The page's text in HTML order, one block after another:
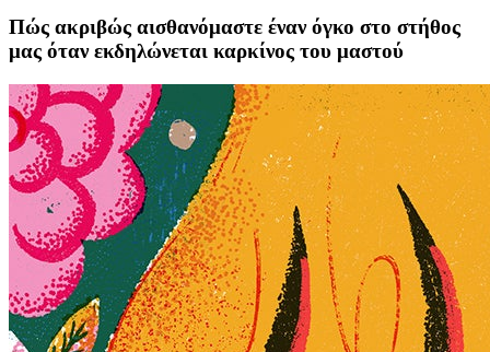
Πώς ακριβώς αισθανόμαστε έναν όγκο στο στήθος
μας όταν εκδηλώνεται καρκίνος του μαστού